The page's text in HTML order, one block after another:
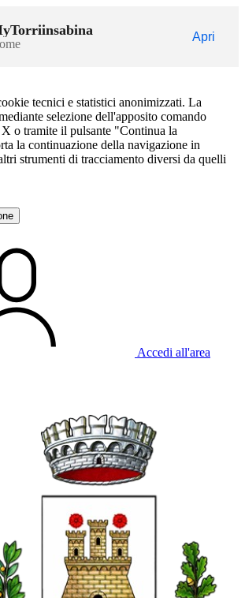
Apri
tecnici e statistici anonimizzati. La
selezione dell'apposito comando
o tramite il pulsante "Continua la
la continuazione della navigazione in
strumenti di tracciamento diversi da quelli
Accedi all'area